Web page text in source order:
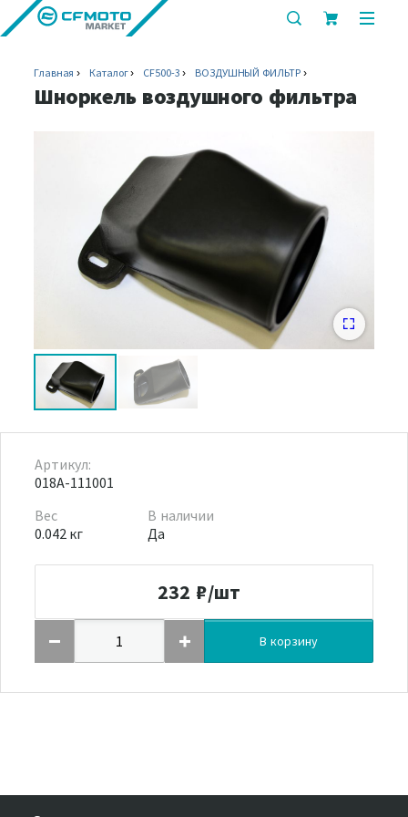
показать
строку
поиска
Главная Каталог CF500-3 ВОЗДУШНЫЙ ФИЛЬТР
Шноркель воздушного фильтра
Артикул:
018A-111001
Вес
0.042 кг
В наличии
Да
232 ₽/шт
В корзину